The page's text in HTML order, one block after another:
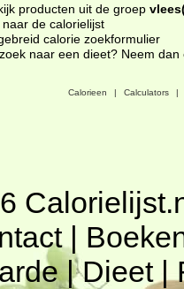
producten uit de groep
naar de calorielijst
calorie zoekformulier
naar een dieet? Neem
Calorieen | Calculators |
|
|Dieet|